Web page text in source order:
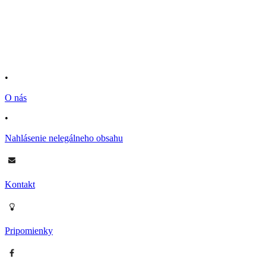
•
O nás
•
Nahlásenie nelegálneho obsahu
Kontakt
Pripomienky